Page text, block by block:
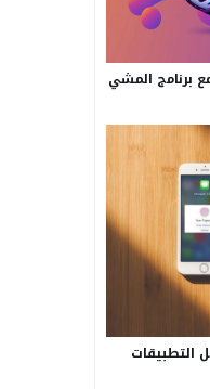
برنامج المشي
التطبيقات